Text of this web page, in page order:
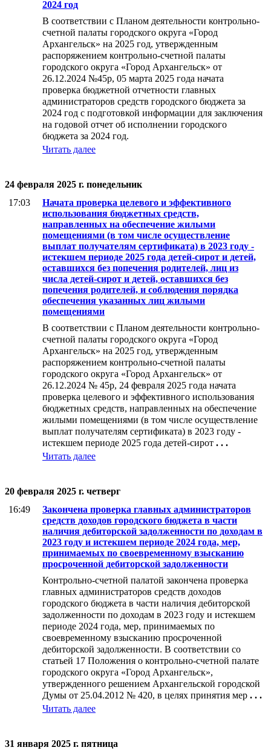
2024 год
В соответствии с Планом деятельности контрольно-
счетной палаты городского округа «Город
Архангельск» на 2025 год, утвержденным
распоряжением контрольно-счетной палаты
городского округа «Город Архангельск» от
26.12.2024 №45р, 05 марта 2025 года начата
проверка бюджетной отчетности главных
администраторов средств городского бюджета за
2024 год с подготовкой информации для заключения
на годовой отчет об исполнении городского
бюджета за 2024 год.
Читать далее
24 февраля 2025 г. понедельник
17:03
Начата проверка целевого и эффективного
использования бюджетных средств,
направленных на обеспечение жилыми
помещениями (в том числе осуществление
выплат получателям сертификата) в 2023 году -
истекшем периоде 2025 года детей-сирот и детей,
оставшихся без попечения родителей, лиц из
числа детей-сирот и детей, оставшихся без
попечения родителей, и соблюдения порядка
обеспечения указанных лиц жилыми
помещениями
В соответствии с Планом деятельности контрольно-
счетной палаты городского округа «Город
Архангельск» на 2025 год, утвержденным
распоряжением контрольно-счетной палаты
городского округа «Город Архангельск» от
26.12.2024 № 45р, 24 февраля 2025 года начата
проверка целевого и эффективного использования
бюджетных средств, направленных на обеспечение
жилыми помещениями (в том числе осуществление
выплат получателям сертификата) в 2023 году -
истекшем периоде 2025 года детей-сирот . . .
Читать далее
20 февраля 2025 г. четверг
16:49
Закончена проверка главных администраторов
средств доходов городского бюджета в части
наличия дебиторской задолженности по доходам в
2023 году и истекшем периоде 2024 года, мер,
принимаемых по своевременному взысканию
просроченной дебиторской задолженности
Контрольно-счетной палатой закончена проверка
главных администраторов средств доходов
городского бюджета в части наличия дебиторской
задолженности по доходам в 2023 году и истекшем
периоде 2024 года, мер, принимаемых по
своевременному взысканию просроченной
дебиторской задолженности. В соответствии со
статьей 17 Положения о контрольно-счетной палате
городского округа «Город Архангельск»,
утвержденного решением Архангельской городской
Думы от 25.04.2012 № 420, в целях принятия мер . . .
Читать далее
31 января 2025 г. пятница